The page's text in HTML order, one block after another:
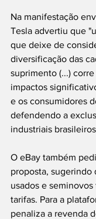
Na manifestação
Tesla advertiu que
que deixe de
diversificação das
suprimento (...)
impactos
e os consumidores
defendendo a
industriais
O eBay também
proposta, sugerindo
usados e
tarifas. Para a
penaliza a revenda